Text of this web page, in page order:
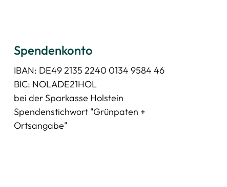
Spendenkonto
IBAN: DE49 2135 2240 0134 9584 46
BIC: NOLADE21HOL
bei der Sparkasse Holstein
Spendenstichwort "Grünpaten +
Ortsangabe"